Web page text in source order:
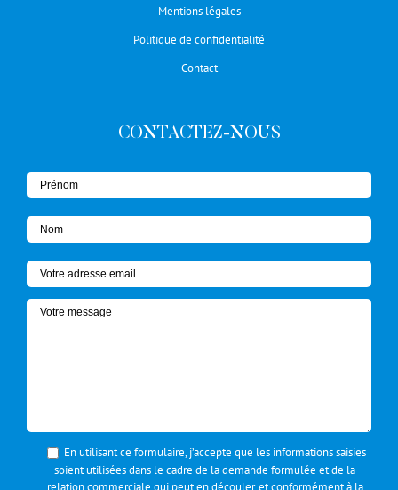
Mentions légales
Politique de confidentialité
Contact
CONTACTEZ-NOUS
En utilisant ce formulaire, j’accepte que les informations saisies
soient utilisées dans le cadre de la demande formulée et de la